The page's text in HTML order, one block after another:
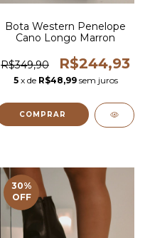
Bota Western Penelope
Cano Longo Marron
R$349,90 R$244,93
5 x de R$48,99 sem juros
COMPRAR
30%
OFF